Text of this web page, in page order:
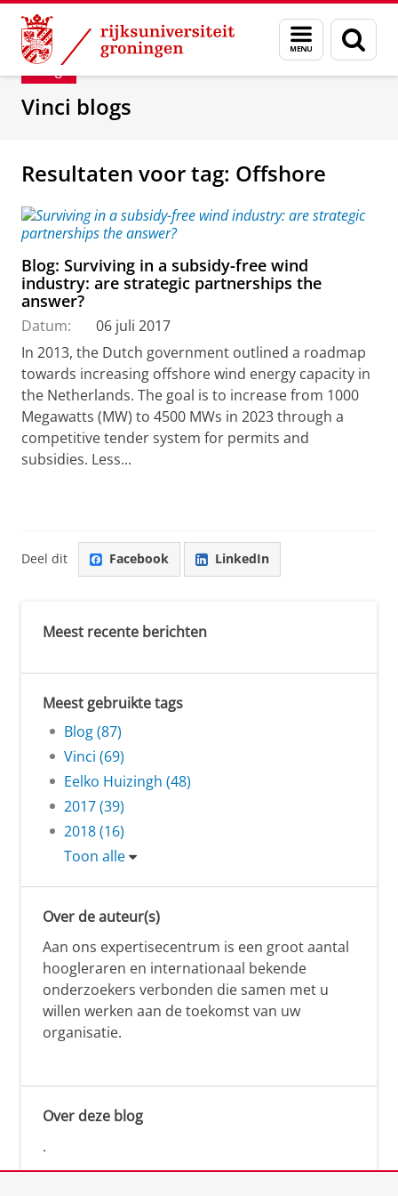
Skip
Content
Skip
Navigation
Menu
en
zoeken
Department of Innovation Management &
Blog
Vinci blogs
Resultaten voor tag: Offshore
Blog: Surviving in a subsidy-free wind
industry: are strategic partnerships the
answer?
Datum:
06 juli 2017
In 2013, the Dutch government outlined a roadmap
towards increasing offshore wind energy capacity in
the Netherlands. The goal is to increase from 1000
Megawatts (MW) to 4500 MWs in 2023 through a
competitive tender system for permits and
subsidies. Less...
Deel dit Facebook LinkedIn
Meest recente berichten
Meest gebruikte tags
Blog (87)
Vinci (69)
Eelko Huizingh (48)
2017 (39)
2018 (16)
Toon alle
Over de auteur(s)
Aan ons expertisecentrum is een groot aantal
hoogleraren en internationaal bekende
onderzoekers verbonden die samen met u
willen werken aan de toekomst van uw
organisatie.
Over deze blog
.